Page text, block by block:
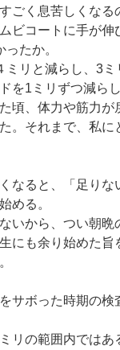
ごく息苦しくな
ビコートに手が伸
たか。
ミリと減らし、3
を1ミリずつ減ら
頃、体力や筋力
。それまで、私
なると、「足り
める。
いから、つい朝晩
にも余り始めた
サボった時期の
リの範囲内ではあ